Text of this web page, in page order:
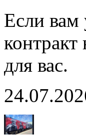
Если вам
для вас.